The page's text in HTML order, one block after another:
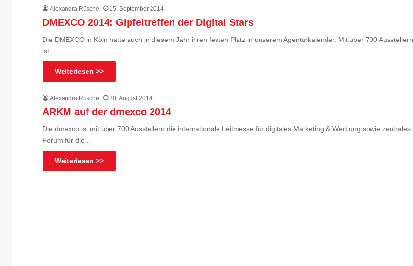
Alexandra Rüsche 15. September 2014
DMEXCO 2014: Gipfeltreffen der Digital Stars
Die DMEXCO in Köln hatte auch in diesem Jahr ihren festen Platz in unserem Agenturkalender. Mit über 700 Ausstellern
ist…
Weiterlesen >>
Alexandra Rüsche 20. August 2014
ARKM auf der dmexco 2014
Die dmexco ist mit über 700 Ausstellern die internationale Leitmesse für digitales Marketing & Werbung sowie zentrales
Forum für die…
Weiterlesen >>